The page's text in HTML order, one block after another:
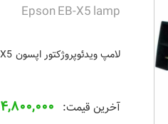
Epson EB-X5 lamp
لامپ ویدئوپروژکتور اپسون EB-X5
۴,۸۰۰,۰۰۰